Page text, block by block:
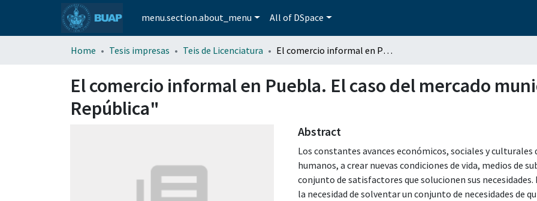
menu.section.about_menu All of DSpace
Home Tesis impresas Teis de Licenciatura El comercio informal en Puebla. El caso del mercado municipal "Defensores de la República"
El comercio informal en Puebla. El caso del mercado
República"
Abstract
Los constantes avances económicos, sociales y
humanos, a crear nuevas condiciones de vida, medios de
conjunto de satisfactores que solucionen sus
la necesidad de solventar un conjunto de necesidades de